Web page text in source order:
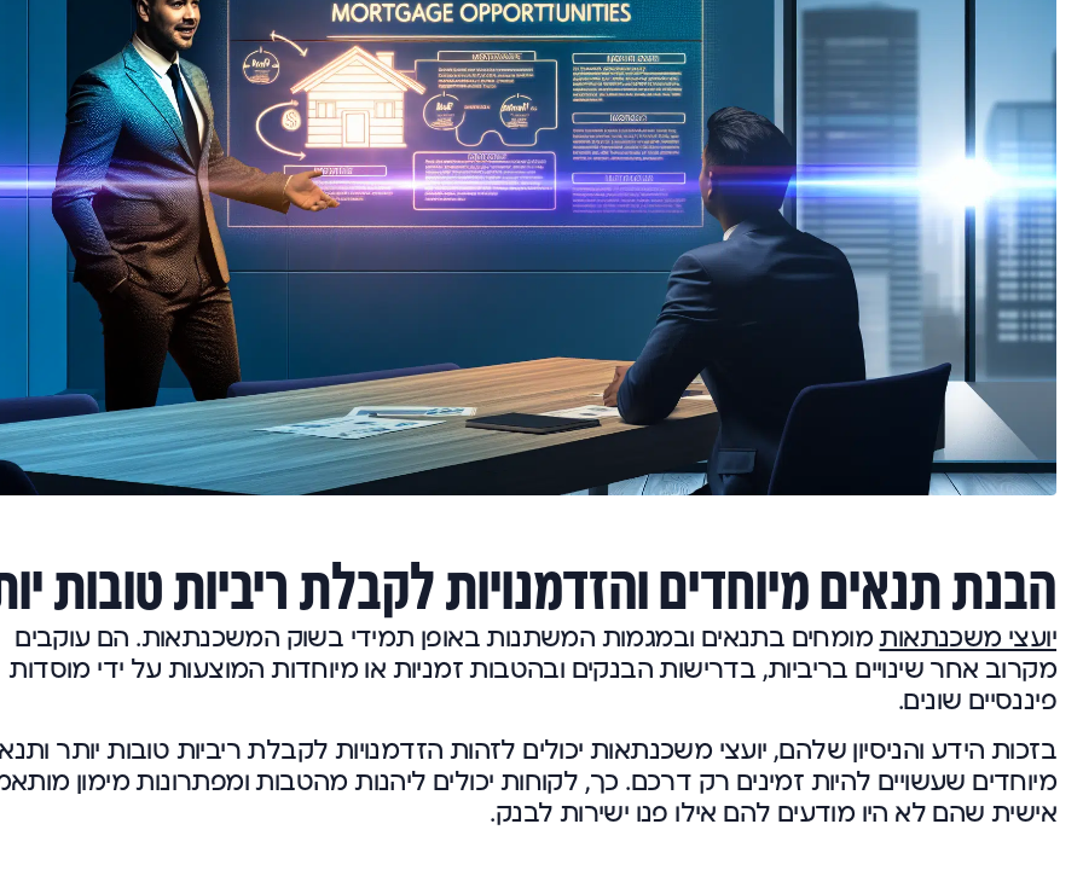
הבנת תנאים מיוחדים והזדמנויות לקבלת ריביות טובות
יועצי משכנתאותמומחים בתנאים ובמגמות המשתנות באופן תמידי בשוק המשכנתאות. הם עוקבים
מקרוב אחר שינויים בריביות, בדרישות הבנקים ובהטבות זמניות או מיוחדות המוצעות על ידי מוסדות
פיננסיים שונים.
בזכות הידע והניסיון שלהם, יועצי משכנתאות יכולים לזהות הזדמנויות לקבלת ריביות טובות יותר
מיוחדים שעשויים להיות זמינים רק דרכם. כך, לקוחות יכולים ליהנות מהטבות ומפתרונות מימון
אישית שהם לא היו מודעים להם אילו פנו ישירות לבנק.